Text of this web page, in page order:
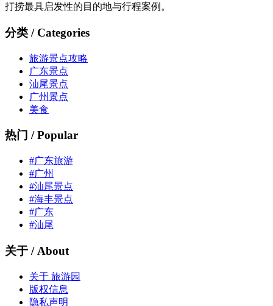
打捞最具启发性的目的地与行程案例。
分类 / Categories
旅游景点攻略
广东景点
汕尾景点
广州景点
美食
热门 / Popular
#广东旅游
#广州
#汕尾景点
#海丰景点
#广东
#汕尾
关于 / About
关于 旅游园
版权信息
隐私声明